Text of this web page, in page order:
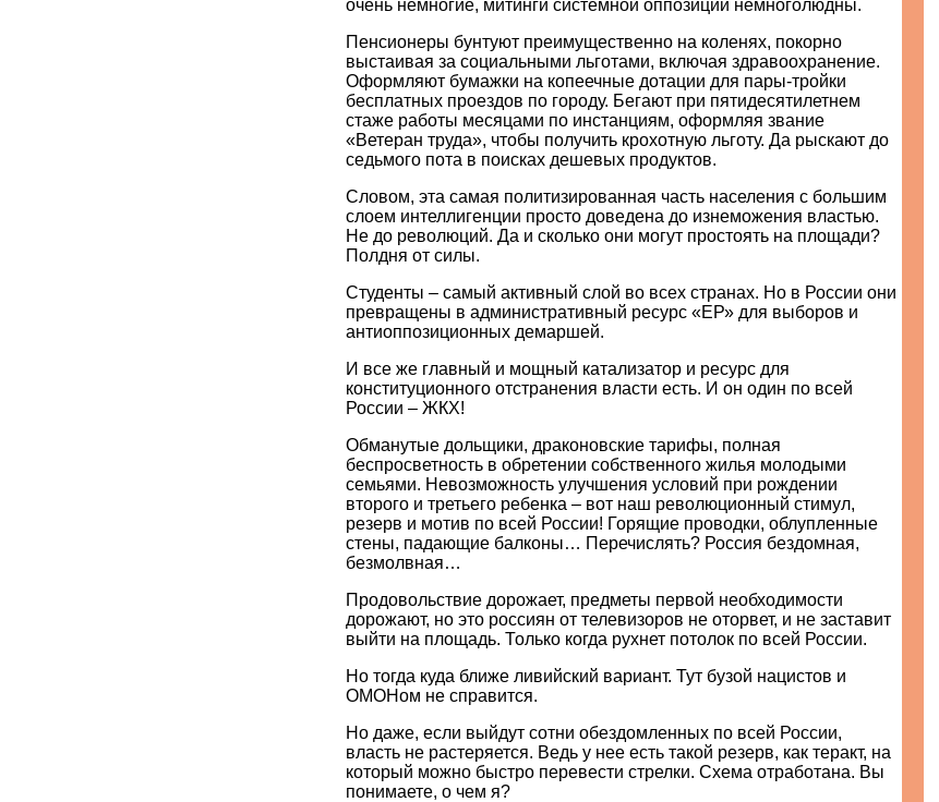
очень немногие, митинги системной оппозиции немноголюдны.
Пенсионеры бунтуют преимущественно на коленях, покорно
выстаивая за социальными льготами, включая здравоохранение.
Оформляют бумажки на копеечные дотации для пары-тройки
бесплатных проездов по городу. Бегают при пятидесятилетнем
стаже работы месяцами по инстанциям, оформляя звание
«Ветеран труда», чтобы получить крохотную льготу. Да рыскают до
седьмого пота в поисках дешевых продуктов.
Словом, эта самая политизированная часть населения с большим
слоем интеллигенции просто доведена до изнеможения властью.
Не до революций. Да и сколько они могут простоять на площади?
Полдня от силы.
Студенты – самый активный слой во всех странах. Но в России они
превращены в административный ресурс «ЕР» для выборов и
антиоппозиционных демаршей.
И все же главный и мощный катализатор и ресурс для
конституционного отстранения власти есть. И он один по всей
России – ЖКХ!
Обманутые дольщики, драконовские тарифы, полная
беспросветность в обретении собственного жилья молодыми
семьями. Невозможность улучшения условий при рождении
второго и третьего ребенка – вот наш революционный стимул,
резерв и мотив по всей России! Горящие проводки, облупленные
стены, падающие балконы… Перечислять? Россия бездомная,
безмолвная…
Продовольствие дорожает, предметы первой необходимости
дорожают, но это россиян от телевизоров не оторвет, и не заставит
выйти на площадь. Только когда рухнет потолок по всей России.
Но тогда куда ближе ливийский вариант. Тут бузой нацистов и
ОМОНом не справится.
Но даже, если выйдут сотни обездомленных по всей России,
власть не растеряется. Ведь у нее есть такой резерв, как теракт, на
который можно быстро перевести стрелки. Схема отработана. Вы
понимаете, о чем я?